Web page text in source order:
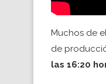
Muchos de
de
las 16:20